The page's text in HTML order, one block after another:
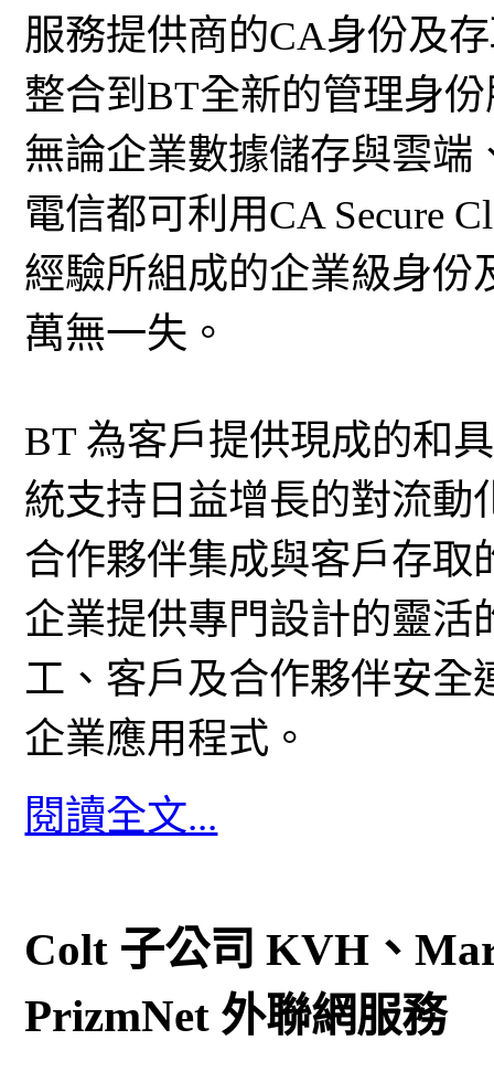
服務提供商的CA身份及
整合到BT全新的管理身份
無論企業數據儲存與雲
電信都可利用CA Secure
經驗所組成的企業級身份
萬無一失。
BT 為客戶提供現成的和
統支持日益增長的對流動
合作夥伴集成與客戶存取
企業提供專門設計的靈活
工、客戶及合作夥伴安全
企業應用程式。
閱讀全文...
Colt 子公司 KVH、
PrizmNet 外聯網服務